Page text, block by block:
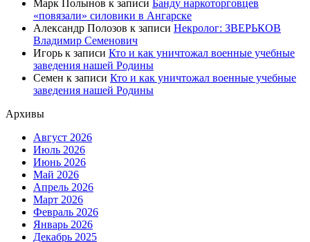
Марк Полынов к записи Банду наркоторговцев
«повязали» силовики в Ангарске
Александр Полозов к записи Некролог: ЗВЕРЬКОВ
Владимир Семенович
Игорь к записи Кто и как уничтожал военные учебные
заведения нашей Родины
Семен к записи Кто и как уничтожал военные учебные
заведения нашей Родины
Архивы
Август 2026
Июль 2026
Июнь 2026
Май 2026
Апрель 2026
Март 2026
Февраль 2026
Январь 2026
Декабрь 2025